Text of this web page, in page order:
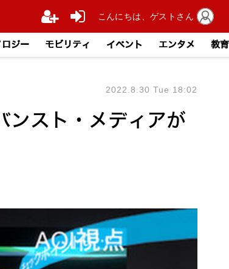
ロジー モビリティ イベント エンタメ 教育
スト・メディアが
2022.8.30 Tue 18:02
こんにちは、ゲストさん